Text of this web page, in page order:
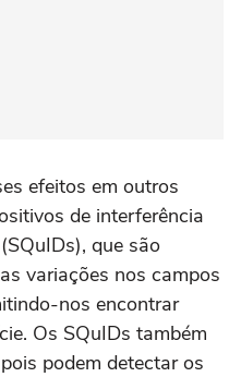
efeitos em outros
de interferência
que são
variações nos campos
nos encontrar
Os SQuIDs também
podem detectar os